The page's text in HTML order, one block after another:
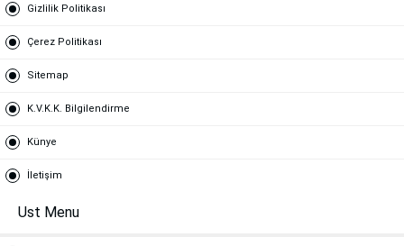
Gizlilik Politikası
Çerez Politikası
Sitemap
K.V.K.K. Bilgilendirme
Künye
İletişim
Ust Menu